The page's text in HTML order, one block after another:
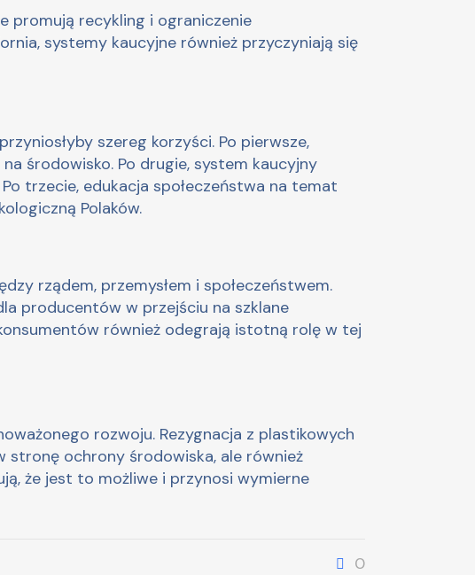
promują recykling i ograniczenie
systemy kaucyjne również przyczyniają się
szereg korzyści. Po pierwsze,
środowisko. Po drugie, system kaucyjny
trzecie, edukacja społeczeństwa na temat
Polaków.
rządem, przemysłem i społeczeństwem.
producentów w przejściu na szklane
również odegrają istotną rolę w tej
rozwoju. Rezygnacja z plastikowych
stronę ochrony środowiska, ale również
że jest to możliwe i przynosi wymierne
0